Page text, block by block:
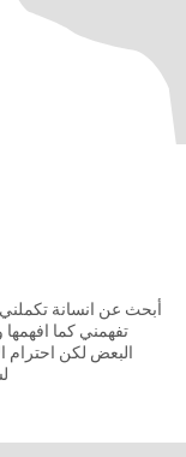
أبحث عن انسانة تكملني
تفهمني كما